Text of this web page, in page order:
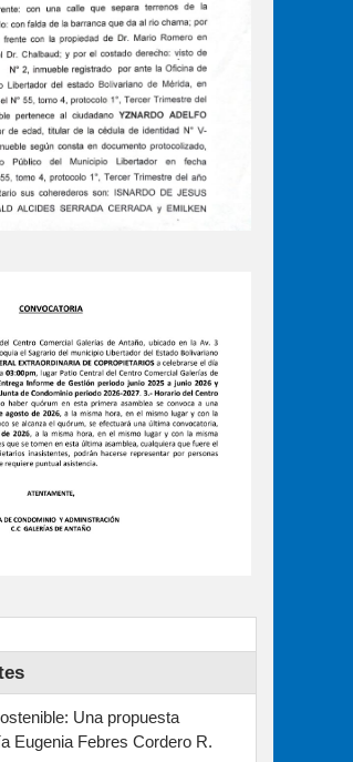
Una propuesta
Eugenia Febres Cordero R.